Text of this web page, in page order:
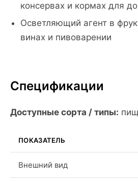
консервах и кормах для
Осветляющий агент в
винах и пивоварении
Спецификации
Доступные сорта / типы:
ПОКАЗАТЕЛЬ
Внешний вид